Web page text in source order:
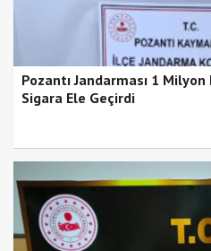
Pozantı Jandarması 1
Sigara Ele Geçirdi